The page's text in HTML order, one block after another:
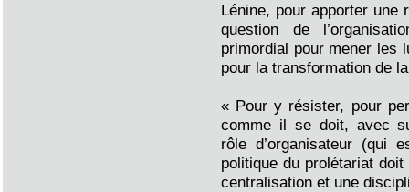
Lénine, pour apporter une
question de
primordial pour mener les
pour la transformation de
« Pour y résister, pour
comme il se doit, avec
rôle d’organisateur (qui
politique du prolétariat
centralisation et une